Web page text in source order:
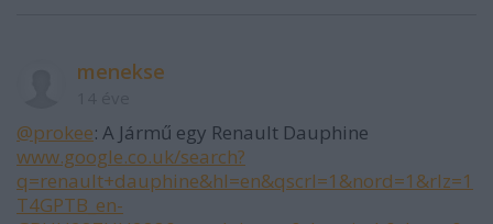
menekse
@prokee: A Jármű egy Renault Dauphine
www.google.co.uk/search?
q=renault+dauphine&hl=en&qscrl=1&nord=1&rlz=1
T4GPTB_en-